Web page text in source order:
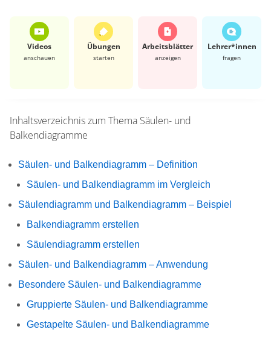
Videos
anschauen
Übungen
starten
Arbeits­blätter
anzeigen
Lehrer*​innen
fragen
Inhaltsverzeichnis zum Thema Säulen- und
Balkendiagramme
Säulen- und Balkendiagramm – Definition
Säulen- und Balkendiagramm im Vergleich
Säulendiagramm und Balkendiagramm – Beispiel
Balkendiagramm erstellen
Säulendiagramm erstellen
Säulen- und Balkendiagramm – Anwendung
Besondere Säulen- und Balkendiagramme
Gruppierte Säulen- und Balkendiagramme
Gestapelte Säulen- und Balkendiagramme